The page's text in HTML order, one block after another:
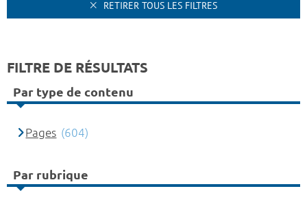
RETIRER TOUS LES FILTRES
FILTRE DE RÉSULTATS
Par type de contenu
Pages (604)
Par rubrique